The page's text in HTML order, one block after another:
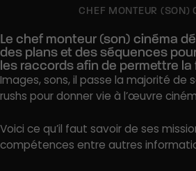
CHEF MONTEUR (SON)
Le chef monteur (son) cinéma
des plans et des séquences
les raccords afin de permettre
Images, sons, il passe la majorité de
rushs pour donner vie à l’œuvre
Voici ce qu’il faut savoir de ses
compétences entre autres